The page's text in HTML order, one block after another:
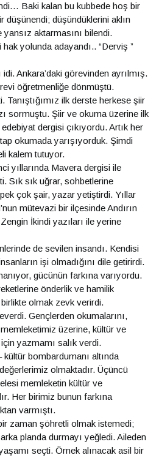
Baki kalan bu kubbede hoş bir
düşünendi; düşündüklerini aklın
aktarmasını bilendi.
yolunda adayandı.. “Derviş ”
idi. Ankara’daki görevinden ayrılmış.
öğretmenliğe dönmüştü.
ilk derste herkese şiir
sormuştu. Şiir ve okuma üzerine ilk
dergisi çıkıyordu. Artık her
okumada yarışıyorduk. Şimdi
kalem tutuyor.
yıllarında Mavera dergisi ile
Sık sık uğrar, sohbetlerine
çok şair, yazar yetiştirdi. Yıllar
mütevazi bir ilçesinde Andırın
İkindi yazıları ile yerine
de sevilen insandı. Kendisi
işi olmadığını dile getirirdi.
gücünün farkına varıyordu.
önderlik ve hamilik
olmak zevk verirdi.
Gençlerden okumalarını,
üzerine, kültür ve
yazmamı salık verdi.
bombardumanı altında
olmaktadır. Üçüncü
memleketin kültür ve
Her birimiz bunun farkına
varmıştı.
zaman şöhretli olmak istemedi;
planda durmayı yeğledi. Aileden
seçti. Örnek alınacak asil bir